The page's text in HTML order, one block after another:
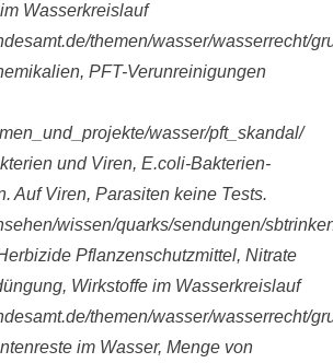
Wasserkreislauf
themen/wasser/wasserrecht/
PFT-Verunreinigungen
wasser/pft_skandal/
und Viren, E.coli-Bakterien-
Auf Viren, Parasiten keine Tests.
wissen/quarks/sendungen/
Pflanzenschutzmittel, Nitrate
Wirkstoffe im Wasserkreislauf
themen/wasser/wasserrecht/
im Wasser, Menge von